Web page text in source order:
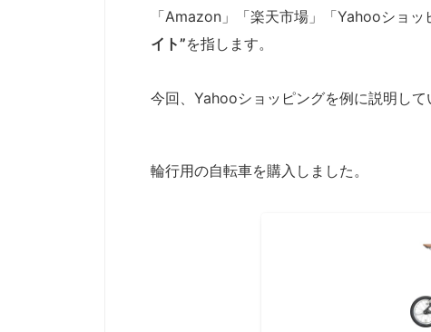
「Amazon」「楽天市場」「Yahooショッ
イト”を指します。
今回、Yahooショッピングを例に説明して
輪行用の自転車を購入しました。